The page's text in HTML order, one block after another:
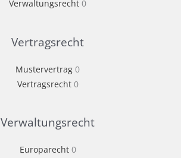
Verwaltungsrecht 0
Vertragsrecht
Mustervertrag 0
Vertragsrecht0
Verwaltungsrecht
Europarecht0